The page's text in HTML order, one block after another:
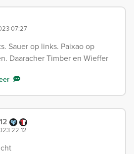
07:27
Sauer op links. Paixao op
Daaracher Timber en Wieffer
22:12